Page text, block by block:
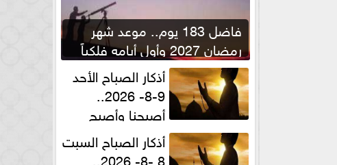
فاضل 183 يوم.. موعد شهر
رمضان 2027 وأول أيامه فلكياً
أذكار الصباح الأحد
9-8- 2026..
أصبحنا وأصبح
الملك لله والحمد للهأذكار الصباح السبت